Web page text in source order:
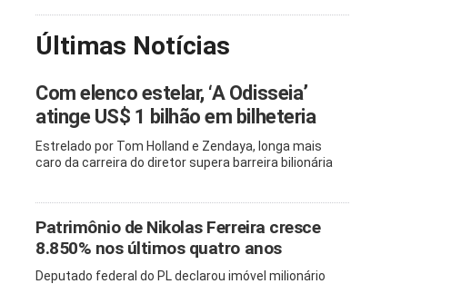
Últimas Notícias
Com elenco estelar, ‘A Odisseia’
atinge US$ 1 bilhão em bilheteria
Estrelado por Tom Holland e Zendaya, longa mais
caro da carreira do diretor supera barreira bilionária
Patrimônio de Nikolas Ferreira cresce
8.850% nos últimos quatro anos
Deputado federal do PL declarou imóvel milionário